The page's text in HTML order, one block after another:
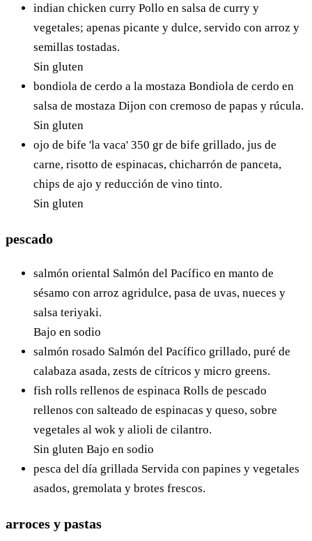
indian chicken curry Pollo en salsa de curry y
vegetales; apenas picante y dulce, servido con arroz y
semillas tostadas.
Sin gluten
bondiola de cerdo a la mostaza Bondiola de cerdo en
salsa de mostaza Dijon con cremoso de papas y rúcula.
Sin gluten
ojo de bife 'la vaca' 350 gr de bife grillado, jus de
carne, risotto de espinacas, chicharrón de panceta,
chips de ajo y reducción de vino tinto.
Sin gluten
pescado
salmón oriental Salmón del Pacífico en manto de
sésamo con arroz agridulce, pasa de uvas, nueces y
salsa teriyaki.
Bajo en sodio
salmón rosado Salmón del Pacífico grillado, puré de
calabaza asada, zests de cítricos y micro greens.
fish rolls rellenos de espinaca Rolls de pescado
rellenos con salteado de espinacas y queso, sobre
vegetales al wok y alioli de cilantro.
Sin gluten Bajo en sodio
pesca del día grillada Servida con papines y vegetales
asados, gremolata y brotes frescos.
arroces y pastas